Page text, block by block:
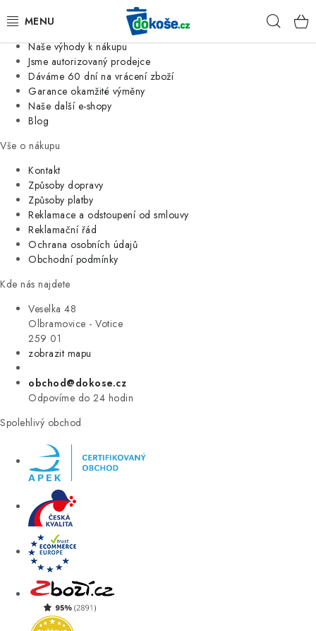
Jsme tradiční česká firma
Naše výhody k nákupu
Jsme autorizovaný prodejce
Dáváme 60 dní na vrácení zboží
Garance okamžité výměny
Naše další e-shopy
Blog
Vše o nákupu
Kontakt
Způsoby dopravy
Způsoby platby
Reklamace a odstoupení od smlouvy
Reklamační řád
Ochrana osobních údajů
Obchodní podmínky
Kde nás najdete
Veselka 48
Olbramovice - Votice
259 01
zobrazit mapu
obchod@dokose.cz
Odpovíme do 24 hodin
Spolehlivý obchod
KOŠE
SÁČKY
KUCHYNĚ
ORGANIZACE
DOMÁCNOST
ÚKLID
VÝPRODEJ
ZNAČKY
Úvod Kontakt Blog
Moje objednávka